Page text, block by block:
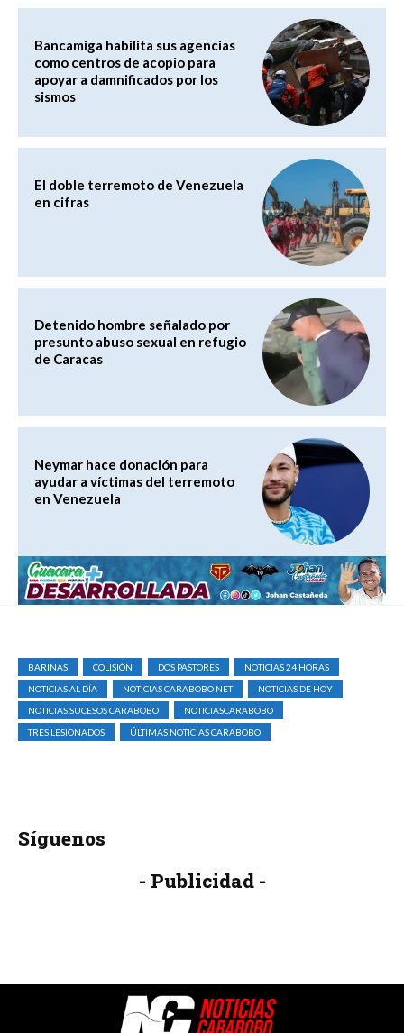
Bancamiga habilita sus agencias
como centros de acopio para
apoyar a damnificados por los
sismos
El doble terremoto de Venezuela
en cifras
Detenido hombre señalado por
presunto abuso sexual en refugio
de Caracas
Neymar hace donación para
ayudar a víctimas del terremoto
en Venezuela
BARINAS COLISIÓN DOS PASTORES
NOTICIAS 24 HORAS
NOTICIAS AL DÍA
NOTICIAS CARABOBO NET
NOTICIAS DE HOY
NOTICIAS SUCESOS CARABOBO
NOTICIASCARABOBO
TRES LESIONADOS
ÚLTIMAS NOTICIAS CARABOBO
Síguenos
- Publicidad -